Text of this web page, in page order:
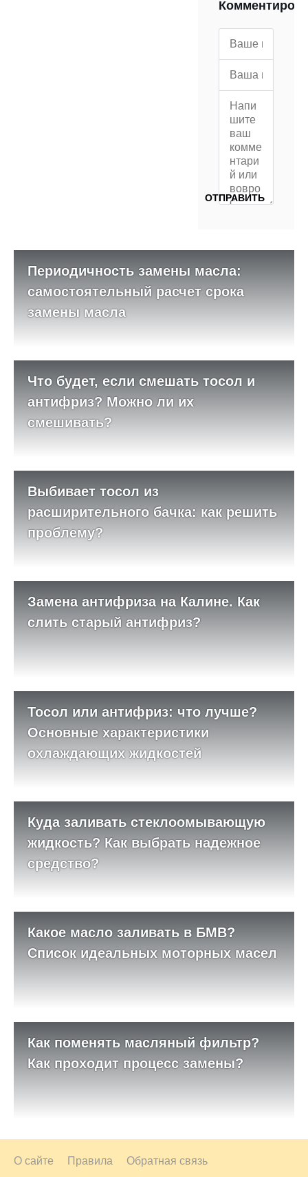
Периодичность замены масла:
самостоятельный расчет срока
замены масла
Что будет, если смешать тосол и
антифриз? Можно ли их
смешивать?
Выбивает тосол из
расширительного бачка: как решить
проблему?
Замена антифриза на Калине. Как
слить старый антифриз?
Тосол или антифриз: что лучше?
Основные характеристики
охлаждающих жидкостей
Куда заливать стеклоомывающую
жидкость? Как выбрать надежное
средство?
Какое масло заливать в БМВ?
Список идеальных моторных масел
Как поменять масляный фильтр?
Как проходит процесс замены?
О сайте Правила Обратная связь